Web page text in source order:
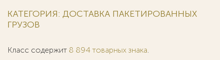
КАТЕГОРИЯ: ДОСТАВКА ПАКЕТИРОВАННЫХ
ГРУЗОВ
Класс содержит 8 894 товарных знака.